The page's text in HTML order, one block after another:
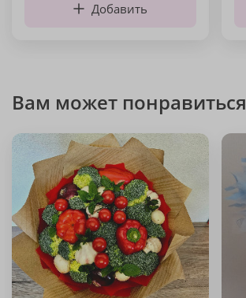
Добавить
Вам может понравиться